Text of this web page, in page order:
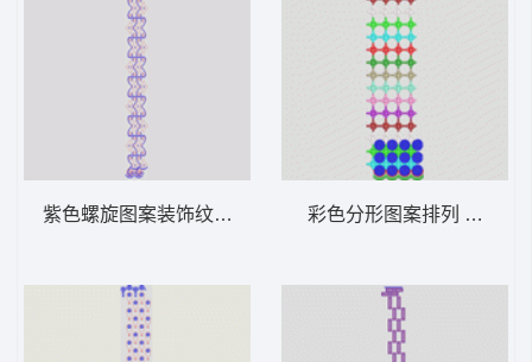
紫色螺旋图案装饰纹样 窗帘 彩色分形图案排列 窗帘